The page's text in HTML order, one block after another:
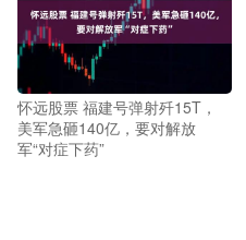
怀远股票 福建号弹射歼15T，
美军急砸140亿，要对解放
军“对症下药”